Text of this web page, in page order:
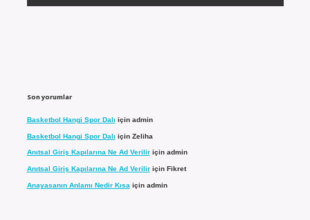
Son yorumlar
Basketbol Hangi Spor Dalı için admin
Basketbol Hangi Spor Dalı için Zeliha
Anıtsal Giriş Kapılarına Ne Ad Veriliriçin admin
Anıtsal Giriş Kapılarına Ne Ad Veriliriçin Fikret
Anayasanın Anlamı Nedir Kısa için admin